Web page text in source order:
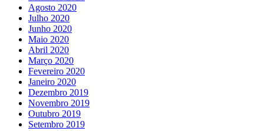
Agosto 2020
Julho 2020
Junho 2020
Maio 2020
Abril 2020
Março 2020
Fevereiro 2020
Janeiro 2020
Dezembro 2019
Novembro 2019
Outubro 2019
Setembro 2019